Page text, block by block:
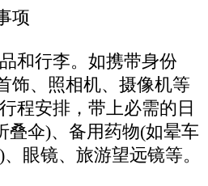
项
和行李。如携带身份
饰、照相机、摄像机等
程安排，带上必需的日
叠伞)、备用药物(如晕车
眼镜、旅游望远镜等。